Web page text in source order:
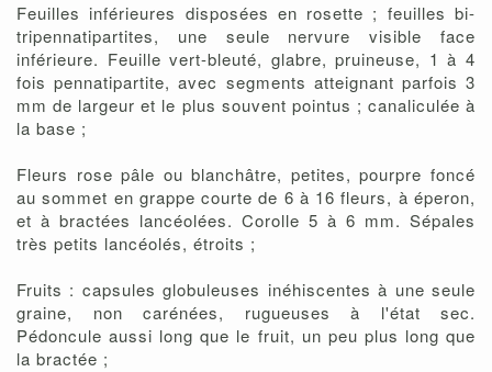
Feuilles inférieures disposées en rosette ; feuilles bi-
tripennatipartites, une seule nervure visible face
inférieure. Feuille vert-bleuté, glabre, pruineuse, 1 à 4
fois pennatipartite, avec segments atteignant parfois 3
mm de largeur et le plus souvent pointus ; canaliculée à
la base ;
Fleurs rose pâle ou blanchâtre, petites, pourpre foncé
au sommet en grappe courte de 6 à 16 fleurs, à éperon,
et à bractées lancéolées. Corolle 5 à 6 mm. Sépales
très petits lancéolés, étroits ;
Fruits : capsules globuleuses inéhiscentes à une seule
graine, non carénées, rugueuses à l'état sec.
Pédoncule aussi long que le fruit, un peu plus long que
la bractée ;